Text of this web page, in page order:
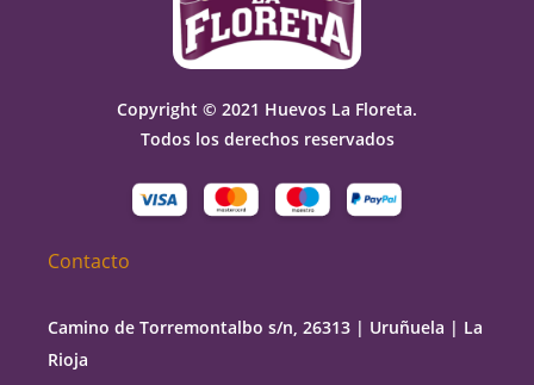
Copyright © 2021 Huevos La Floreta.
Todos los derechos reservados
Contacto
Camino de Torremontalbo s/n, 26313 | Uruñuela | La
Rioja